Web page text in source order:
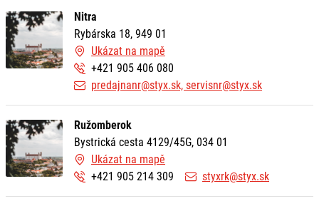
Nitra
+421 905 406 080
predajnanr@styx.sk, servisnr@styx.sk
Rybárska 18, 949 01
Ukázat na mapě
Ružomberok
+421 905 214 309 styxrk@styx.sk
Bystrická cesta 4129/45G, 034 01
Ukázat na mapě